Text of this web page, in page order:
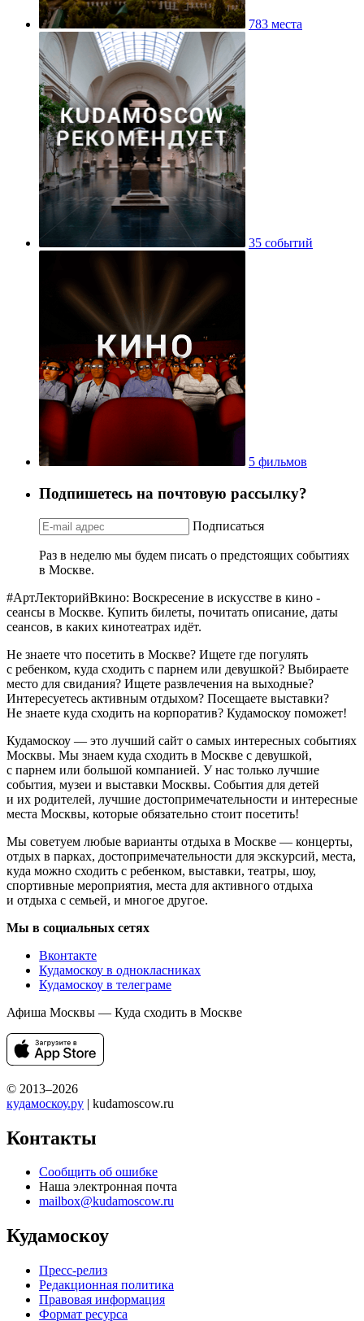
783 места
35 событий
5 фильмов
Подпишетесь на почтовую рассылку?
Подписаться
Раз в неделю мы будем писать о предстоящих событиях
в Москве.
#АртЛекторийВкино: Воскресение в искусстве в кино -
сеансы в Москве. Купить билеты, почитать описание, даты
сеансов, в каких кинотеатрах идёт.
Не знаете что посетить в Москве? Ищете где погулять
с ребенком, куда сходить с парнем или девушкой? Выбираете
место для свидания? Ищете развлечения на выходные?
Интересуетесь активным отдыхом? Посещаете выставки?
Не знаете куда сходить на корпоратив? Кудамоскоу поможет!
Кудамоскоу — это лучший сайт о самых интересных событиях
Москвы. Мы знаем куда сходить в Москве с девушкой,
с парнем или большой компанией. У нас только лучшие
события, музеи и выставки Москвы. События для детей
и их родителей, лучшие достопримечательности и интересные
места Москвы, которые обязательно стоит посетить!
Мы советуем любые варианты отдыха в Москве — концерты,
отдых в парках, достопримечательности для экскурсий, места,
куда можно сходить с ребенком, выставки, театры, шоу,
спортивные мероприятия, места для активного отдыха
и отдыха с семьей, и многое другое.
Мы в социальных сетях
Вконтакте
Кудамоскоу в однокласниках
Кудамоскоу в телеграме
Афиша Москвы — Куда сходить в Москве
© 2013–2026
кудамоскоу.ру | kudamoscow.ru
Контакты
Сообщить об ошибке
Наша электронная почта
mailbox@kudamoscow.ru
Кудамоскоу
Пресс-релиз
Редакционная политика
Правовая информация
Формат ресурса